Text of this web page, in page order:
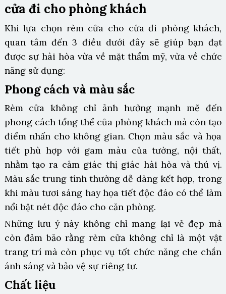
cửa đi cho phòng khách
Khi lựa chọn rèm cửa cho cửa đi phòng khách,
quan tâm đến 3 điều dưới đây sẽ giúp bạn đạt
được sự hài hòa vừa về mặt thẩm mỹ, vừa về chức
năng sử dụng:
Phong cách và màu sắc
Rèm cửa không chỉ ảnh hưởng mạnh mẽ đến
phong cách tổng thể của phòng khách mà còn tạo
điểm nhấn cho không gian. Chọn màu sắc và họa
tiết phù hợp với gam màu của tường, nội thất,
nhằm tạo ra cảm giác thị giác hài hòa và thú vị.
Màu sắc trung tính thường dễ dàng kết hợp, trong
khi màu tươi sáng hay họa tiết độc đáo có thể làm
nổi bật nét độc đáo cho căn phòng.
Những lưu ý này không chỉ mang lại vẻ đẹp mà
còn đảm bảo rằng rèm cửa không chỉ là một vật
trang trí mà còn phục vụ tốt chức năng che chắn
ánh sáng và bảo vệ sự riêng tư.
Chất liệu